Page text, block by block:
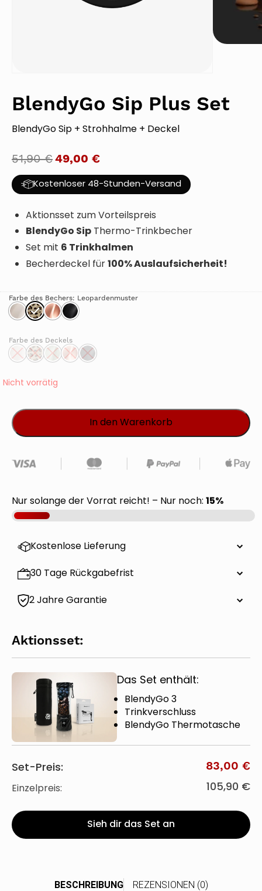
BlendyGo Sip Plus Set
BlendyGo Sip + Strohhalme + Deckel
51,90€49,00 €
Kostenloser 48-Stunden-Versand
Aktionsset zum Vorteilspreis
BlendyGo SipThermo-Trinkbecher
Set mit 6 Trinkhalmen
Becherdeckel für100% Auslaufsicherheit!
Farbe des Bechers: Leopardenmuster
Farbe des Deckels
Nicht vorrätig
In den Warenkorb
Nur solange der Vorrat reicht! – Nur noch:15%
Kostenlose Lieferung
30 Tage Rückgabefrist
2 Jahre Garantie
Aktionsset:
Das Set enthält:
BlendyGo 3
Trinkverschluss
BlendyGo Thermotasche
Set-Preis: 83,00 €
Einzelpreis: 105,90 €
Sieh dir das Set an
BESCHREIBUNG REZENSIONEN (0)